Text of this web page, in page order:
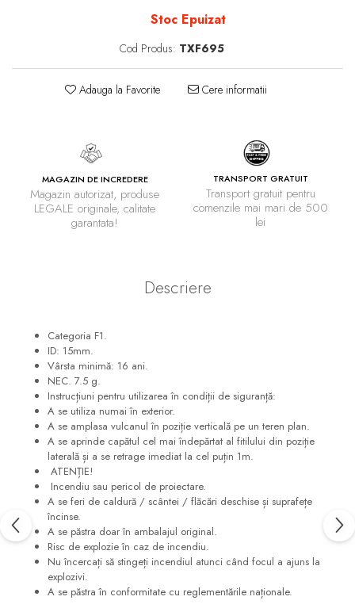
Stoc Epuizat
Cod Produs: TXF695
Adauga la Favorite Cere informatii
MAGAZIN DE INCREDERE
Magazin autorizat, produse
LEGALE originale, calitate
garantata!
TRANSPORT GRATUIT
Transport gratuit pentru
comenzile mai mari de 500
lei
Descriere
Categoria F1.
ID: 15mm.
Vârsta minimă: 16 ani.
NEC. 7.5 g.
Instrucțiuni pentru utilizarea în condiții de siguranță:
A se utiliza numai în exterior.
A se amplasa vulcanul în poziție verticală pe un teren plan.
A se aprinde capătul cel mai îndepărtat al fitilului din poziție
laterală și a se retrage imediat la cel puțin 1m.
ATENȚIE!
Incendiu sau pericol de proiectare.
A se feri de caldură / scântei / flăcări deschise și suprafețe
încinse.
A se păstra doar în ambalajul original.
Risc de explozie în caz de incendiu.
Nu încercați să stingeți incendiul atunci când focul a ajuns la
explozivi.
A se păstra în conformitate cu reglementările naționale.